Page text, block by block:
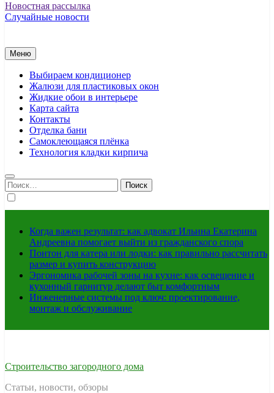
Новостная рассылка
Случайные новости
Меню
Выбираем кондиционер
Жалюзи для пластиковых окон
Жидкие обои в интерьере
Карта сайта
Контакты
Отделка бани
Самоклеющаяся плёнка
Технология кладки кирпича
Найти:
Когда важен результат: как адвокат Ильина Екатерина
Андреевна помогает выйти из гражданского спора
Понтон для катера или лодки: как правильно рассчитать
размер и купить конструкцию
Эргономика рабочей зоны на кухне: как освещение и
кухонный гарнитур делают быт комфортным
Инженерные системы под ключ: проектирование,
монтаж и обслуживание
Строительство загородного дома
Статьи, новости, обзоры